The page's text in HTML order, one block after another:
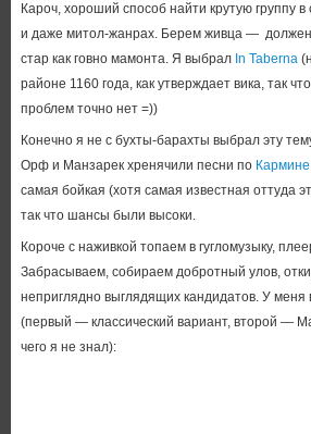
Кароч, хороший способ найти крутую группу
и даже митол-жанрах. Берем живца — должен
стар как говно мамонта. Я выбрал In Taberna
районе 1160 года, как утверждает вика, так
проблем точно нет =))
Конечно я не с бухты-барахты выбрал эту
Орф и Манзарек хренячили песни по
самая бойкая (хотя самая известная оттуда
так что шансы были высоки.
Короче с наживкой топаем в гугломузыку,
Забрасываем, собираем добротный улов,
неприглядно выглядящих кандидатов. У меня
(первый — классический вариант, второй —
чего я не знал):